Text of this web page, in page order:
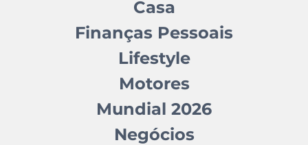
Casa
Finanças Pessoais
Lifestyle
Motores
Mundial 2026
Negócios